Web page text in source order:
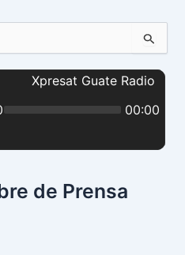
de Prensa